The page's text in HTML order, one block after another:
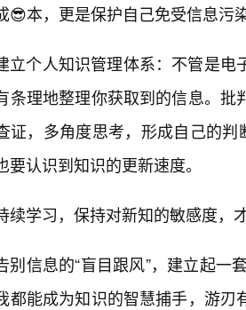
😎本，更是保护自己免受信息污
立个人知识管理体系：不管是
条理地整理你获取到的信息。
证，多角度思考，形成自己的
要认识到知识的更新速度。
续学习，保持对新知的敏感度，
别信息的“盲目跟风”，建立起一
都能成为知识的智慧捕手，游